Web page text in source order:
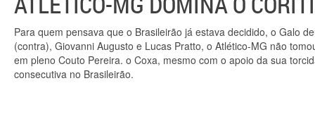
Para quem pensava que o Brasileirão já estava decidido, o Galo
(contra), Giovanni Augusto e Lucas Pratto, o Atlético-MG não
em pleno Couto Pereira. o Coxa, mesmo com o apoio da sua
consecutiva no Brasileirão.